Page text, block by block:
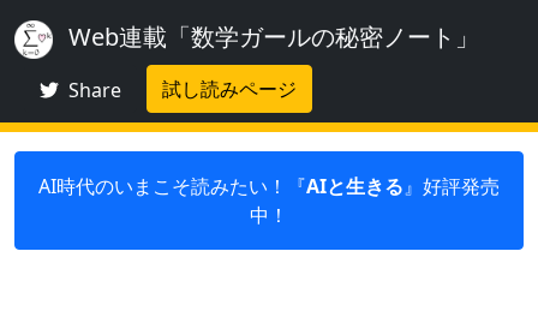
Web連載「数学ガールの秘密ノート」
Share 試し読みページ
AI時代のいまこそ読みたい！『AIと生きる』好評発売
中！